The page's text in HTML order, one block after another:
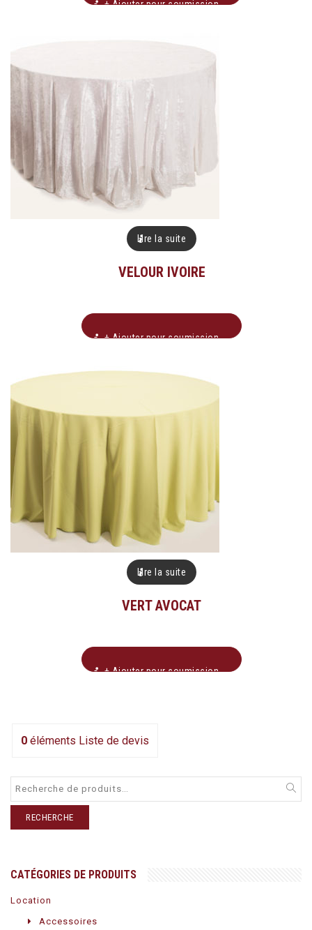
+ Ajouter pour soumission
Lire la suite
VELOUR IVOIRE
+ Ajouter pour soumission
Lire la suite
VERT AVOCAT
+ Ajouter pour soumission
0 éléments Liste de devis
RECHERCHE
CATÉGORIES DE PRODUITS
Location
Accessoires